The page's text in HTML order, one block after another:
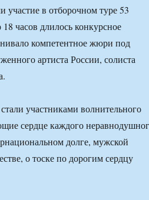
участие в отборочном туре 53
часов длилось конкурсное
компетентное жюри под
артиста России, солиста
участниками волнительного
сердце каждого
долге, мужской
о тоске по дорогим сердцу